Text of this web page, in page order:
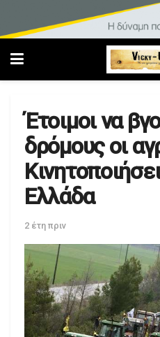
Έτοιμοι να
δρόμους οι
Ελλάδα
2 έτη πριν